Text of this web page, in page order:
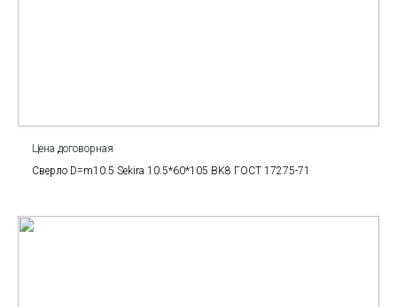
Цена договорная
Сверло D=m10.5 Sekira 10.5*60*105 BK8 ГОСТ 17275-71